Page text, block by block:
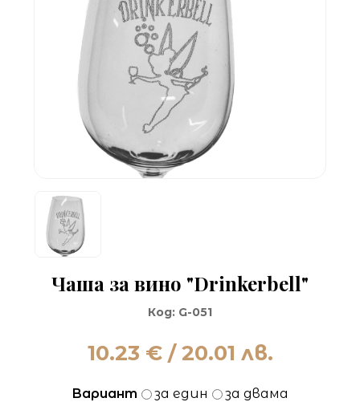
Чаша за вино "Drinkerbell"
Код: G-051
10.23 € / 20.01 лв.
Вариант за един за двама